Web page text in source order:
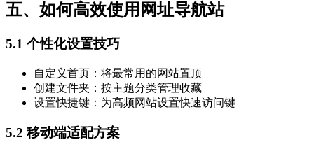
五、如何高效使用网址导航站
5.1 个性化设置技巧
自定义首页：将最常用的网站置顶
创建文件夹：按主题分类管理收藏
设置快捷键：为高频网站设置快速访问键
5.2 移动端适配方案